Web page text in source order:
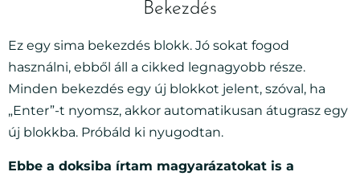
Bekezdés
Ez egy sima bekezdés blokk. Jó sokat fogod
használni, ebből áll a cikked legnagyobb része.
Minden bekezdés egy új blokkot jelent, szóval, ha
„Enter”-t nyomsz, akkor automatikusan átugrasz egy
új blokkba. Próbáld ki nyugodtan.
Ebbe a doksiba írtam magyarázatokat is a